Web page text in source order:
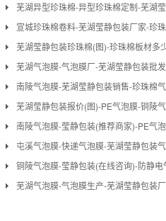
芜湖异型珍珠棉-异型珍珠棉定制-芜湖
宣城珍珠棉卷料-芜湖莹静包装厂家-珍
芜湖莹静包装珍珠棉(图)-珍珠棉板材多
芜湖气泡膜-气泡膜厂-芜湖莹静包装批发
南陵气泡膜-芜湖莹静包装销售-珍珠棉
芜湖莹静包装报价(图)-PE气泡膜-铜陵
南陵气泡膜-莹静包装(推荐商家)-PE气
屯溪气泡膜-快递气泡膜-芜湖莹静包装
铜陵气泡膜-莹静包装(在线咨询)-防静电
芜湖气泡膜-气泡膜生产-芜湖莹静包装